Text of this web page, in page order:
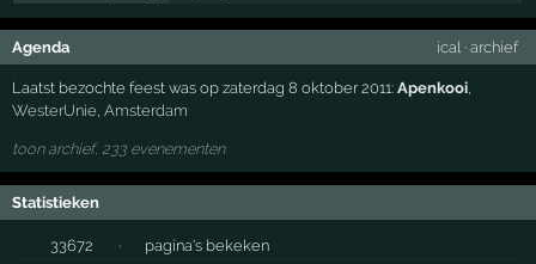
Agenda ical· archief
Laatst bezochte feest was op zaterdag 8 oktober 2011:Apenkooi,
WesterUnie,Amsterdam
toon archief, 233 evenementen
Statistieken
33672 ·
pagina's bekeken